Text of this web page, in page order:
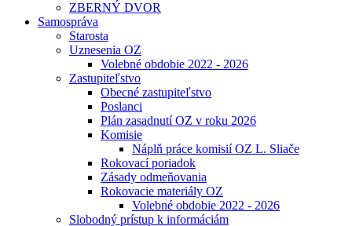
ZBERNÝ DVOR
Samospráva
Starosta
Uznesenia OZ
Volebné obdobie 2022 - 2026
Zastupiteľstvo
Obecné zastupiteľstvo
Poslanci
Plán zasadnutí OZ v roku 2026
Komisie
Náplň práce komisií OZ L. Sliače
Rokovací poriadok
Zásady odmeňovania
Rokovacie materiály OZ
Volebné obdobie 2022 - 2026
Slobodný prístup k informáciám